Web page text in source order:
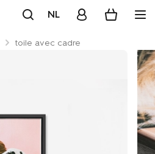
NL
toile avec cadre